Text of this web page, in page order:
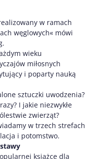
w ramach
węglowych« mówi
wieku
miłosnych
i poparty nauką
sztuczki uwodzenia?
I jakie niezwykłe
zwierząt?
w trzech strefach
i potomstwo.
książce dla